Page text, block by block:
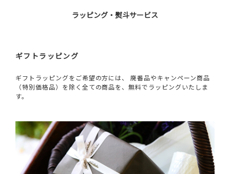
ラッピング・熨斗サービス
ギフトラッピング
ギフトラッピングをご希望の方には、 廃番品やキャンペーン商品
（特別価格品）を除く全ての商品を、無料でラッピングいたしま
す。